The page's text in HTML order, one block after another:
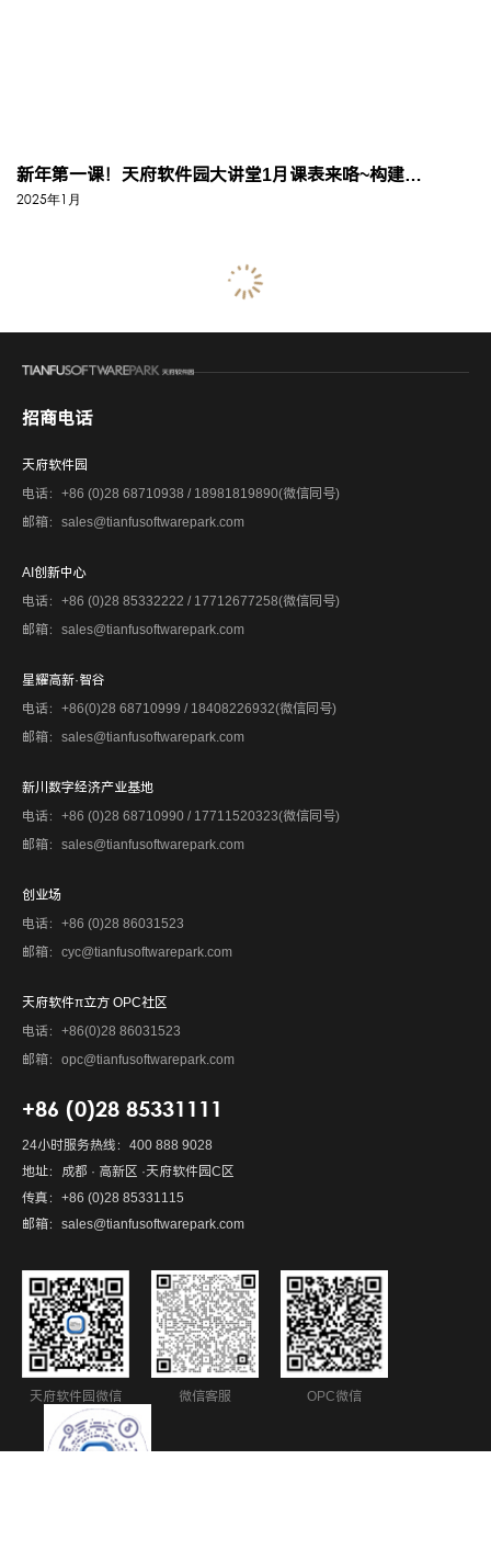
新年第一课！天府软件园大讲堂1月课表来咯~构建AI基石、年俗英语、知识...
2025年1月
招商电话
天府软件园
电话：+86 (0)28 68710938 / 18981819890(微信同号)
邮箱：sales@tianfusoftwarepark.com
AI创新中心
电话：+86 (0)28 85332222 / 17712677258(微信同号)
邮箱：sales@tianfusoftwarepark.com
星耀高新·智谷
电话：+86(0)28 68710999 / 18408226932(微信同号)
邮箱：sales@tianfusoftwarepark.com
新川数字经济产业基地
电话：+86 (0)28 68710990 / 17711520323(微信同号)
邮箱：sales@tianfusoftwarepark.com
创业场
电话：+86 (0)28 86031523
邮箱：cyc@tianfusoftwarepark.com
天府软件π立方 OPC社区
电话：+86(0)28 86031523
邮箱：opc@tianfusoftwarepark.com
+86 (0)28 85331111
24小时服务热线：400 888 9028
地址：成都 · 高新区 ·天府软件园C区
传真：+86 (0)28 85331115
邮箱：sales@tianfusoftwarepark.com
天府软件园微信 微信客服 OPC微信